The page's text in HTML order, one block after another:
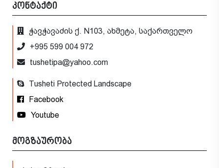
კონტაქტი
ჭავჭავაძის ქ. N103, ახმეტა, საქართველო
+995 599 004 972
tushetipa@yahoo.com
Tusheti Protected Landscape
Facebook
Youtube
მოგზაურობა